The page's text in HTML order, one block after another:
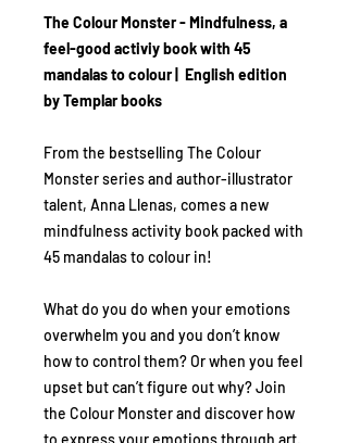
The Colour Monster - Mindfulness, a
feel-good activiy book with 45
mandalas to colour | English edition
by Templar books
From the bestselling The Colour
Monster series and author-illustrator
talent, Anna Llenas, comes a new
mindfulness activity book packed with
45 mandalas to colour in!
What do you do when your emotions
overwhelm you and you don’t know
how to control them? Or when you feel
upset but can’t figure out why? Join
the Colour Monster and discover how